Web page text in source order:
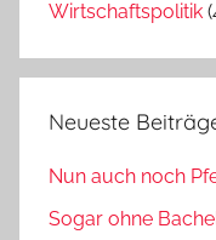
Wirtschaftspolitik
Neueste
Nun auch noch
Sogar ohne